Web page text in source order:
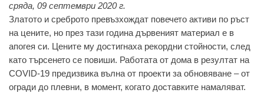
сряда, 09 септември 2020 г.
Златото и среброто превъзхождат повечето активи по ръст
на цените, но през тази година дървеният материал е в
апогея си. Цените му достигнаха рекордни стойности, след
като търсенето се повиши. Работата от дома в резултат на
COVID-19 предизвика вълна от проекти за обновяване – от
огради до плевни, в момент, когато доставките намаляват.